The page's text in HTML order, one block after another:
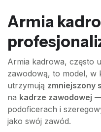
Armia
Armia kadrowa, często
zawodową, to model, w
utrzymują zmniejszony
na kadrze zawodowej
podoficerach i
jako swój zawód.